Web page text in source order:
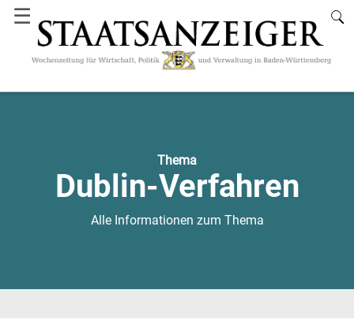
☰
Thema
Dublin-Verfahren
Alle Informationen zum Thema